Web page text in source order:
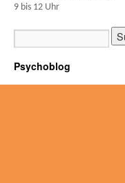
9 bis 12 Uhr
Psychoblog